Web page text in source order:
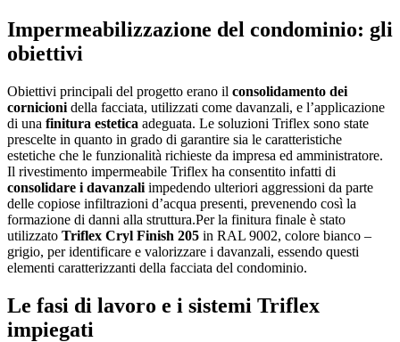
Impermeabilizzazione del condominio: gli
obiettivi
Obiettivi principali del progetto erano il consolidamento dei
cornicioni della facciata, utilizzati come davanzali, e l’applicazione
di una finitura estetica adeguata. Le soluzioni Triflex sono state
prescelte in quanto in grado di garantire sia le caratteristiche
estetiche che le funzionalità richieste da impresa ed amministratore.
Il rivestimento impermeabile Triflex ha consentito infatti di
consolidare i davanzali impedendo ulteriori aggressioni da parte
delle copiose infiltrazioni d’acqua presenti, prevenendo così la
formazione di danni alla struttura.Per la finitura finale è stato
utilizzato Triflex Cryl Finish 205 in RAL 9002, colore bianco –
grigio, per identificare e valorizzare i davanzali, essendo questi
elementi caratterizzanti della facciata del condominio.
Le fasi di lavoro e i sistemi Triflex
impiegati